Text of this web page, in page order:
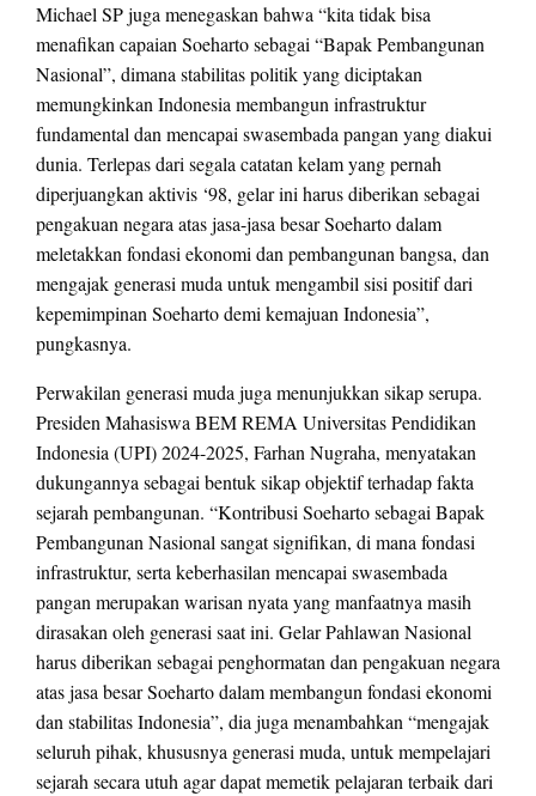
Michael SP juga menegaskan bahwa “kita tidak bisa
menafikan capaian Soeharto sebagai “Bapak Pembangunan
Nasional”, dimana stabilitas politik yang diciptakan
memungkinkan Indonesia membangun infrastruktur
fundamental dan mencapai swasembada pangan yang diakui
dunia. Terlepas dari segala catatan kelam yang pernah
diperjuangkan aktivis ‘98, gelar ini harus diberikan sebagai
pengakuan negara atas jasa-jasa besar Soeharto dalam
meletakkan fondasi ekonomi dan pembangunan bangsa, dan
mengajak generasi muda untuk mengambil sisi positif dari
kepemimpinan Soeharto demi kemajuan Indonesia”,
pungkasnya.
Perwakilan generasi muda juga menunjukkan sikap serupa.
Presiden Mahasiswa BEM REMA Universitas Pendidikan
Indonesia (UPI) 2024-2025, Farhan Nugraha, menyatakan
dukungannya sebagai bentuk sikap objektif terhadap fakta
sejarah pembangunan. “Kontribusi Soeharto sebagai Bapak
Pembangunan Nasional sangat signifikan, di mana fondasi
infrastruktur, serta keberhasilan mencapai swasembada
pangan merupakan warisan nyata yang manfaatnya masih
dirasakan oleh generasi saat ini. Gelar Pahlawan Nasional
harus diberikan sebagai penghormatan dan pengakuan negara
atas jasa besar Soeharto dalam membangun fondasi ekonomi
dan stabilitas Indonesia”, dia juga menambahkan “mengajak
seluruh pihak, khususnya generasi muda, untuk mempelajari
sejarah secara utuh agar dapat memetik pelajaran terbaik dari